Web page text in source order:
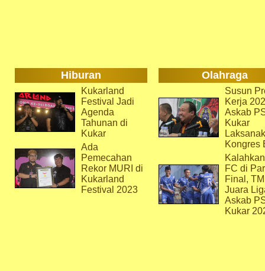
Hiburan Olahraga
Kukarland
Festival Jadi
Agenda
Tahunan di
Kukar
Ada
Pemecahan
Rekor MURI di
Kukarland
Festival 2023
Susun
Kerja
Askab
Kukar
Kongres
FC di
Final,
Juara
Askab
Kukar